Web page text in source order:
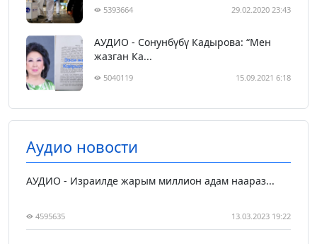
5393664 29.02.2020 23:43
АУДИО - Сонунбүбү Кадырова: “Мен
жазган Ка...
5040119 15.09.2021 6:18
Аудио новости
АУДИО - Израилде жарым миллион адам наараз...
4595635 13.03.2023 19:22